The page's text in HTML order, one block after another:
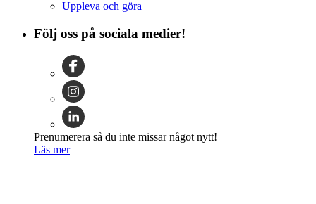
Uppleva och göra
Följ oss på sociala medier!
Prenumerera så du inte missar något nytt!
Läs mer